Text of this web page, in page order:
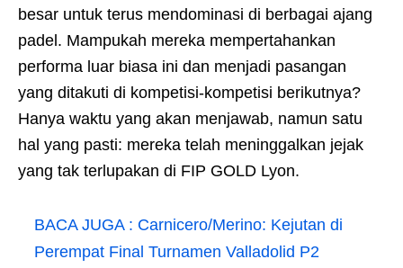
besar untuk terus mendominasi di berbagai ajang
padel. Mampukah mereka mempertahankan
performa luar biasa ini dan menjadi pasangan
yang ditakuti di kompetisi-kompetisi berikutnya?
Hanya waktu yang akan menjawab, namun satu
hal yang pasti: mereka telah meninggalkan jejak
yang tak terlupakan di FIP GOLD Lyon.
BACA JUGA : Carnicero/Merino: Kejutan di
Perempat Final Turnamen Valladolid P2